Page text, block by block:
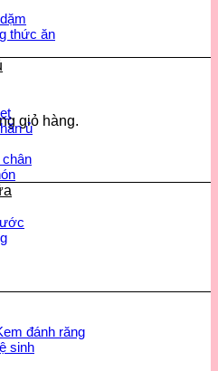
giỏ hàng.
thức ăn
ủ
chân
đánh răng
sinh